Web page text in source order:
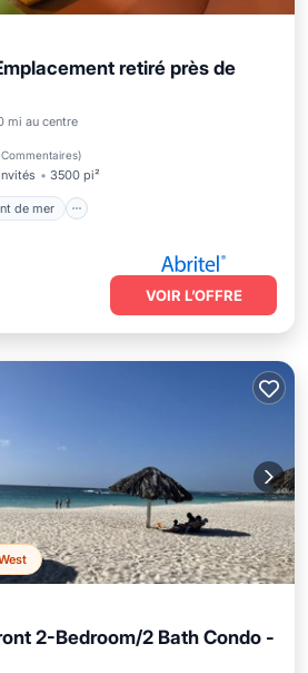
retiré près de
mi au centre
Commentaires)
3500 pi²
de mer
Front de mer
VOIR L’OFFRE
2-Bedroom/2 Bath Condo -